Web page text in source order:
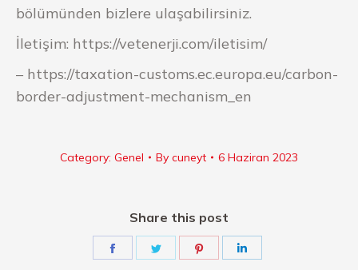
bölümünden bizlere ulaşabilirsiniz.
İletişim: https://vetenerji.com/iletisim/
– https://taxation-customs.ec.europa.eu/carbon-
border-adjustment-mechanism_en
Category: Genel By cuneyt 6 Haziran 2023
Share this post
Share
Share
Share